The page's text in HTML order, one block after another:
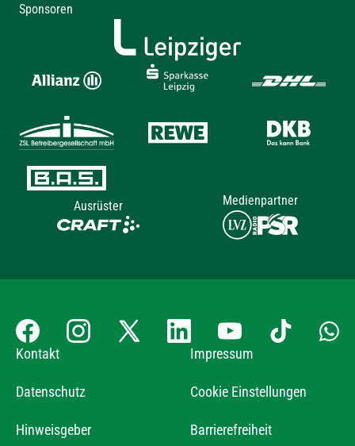
Sponsoren
Ausrüster Medienpartner
Kontakt Impressum
Datenschutz Cookie Einstellungen
Hinweisgeber Barrierefreiheit